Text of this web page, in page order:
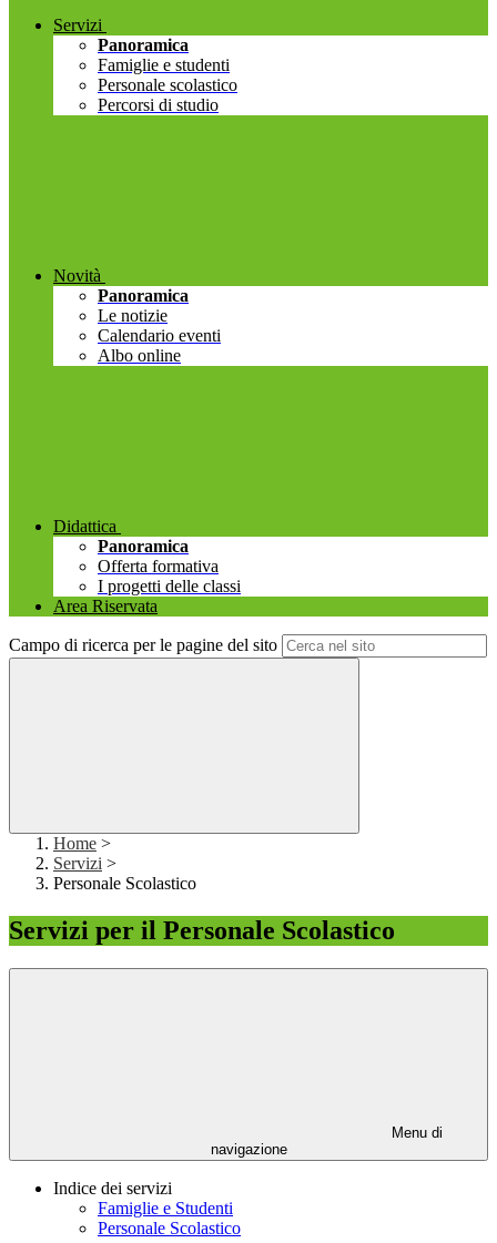
Servizi
Panoramica
Famiglie e studenti
Personale scolastico
Percorsi di studio
Novità
Panoramica
Le notizie
Calendario eventi
Albo online
Didattica
Panoramica
Offerta formativa
I progetti delle classi
Area Riservata
Campo di ricerca per le pagine del sito
Home >
Servizi >
Personale Scolastico
Servizi per il Personale Scolastico
Menu di
navigazione
Indice dei servizi
Famiglie e Studenti
Personale Scolastico